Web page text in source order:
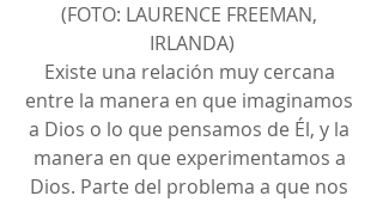
(FOTO: LAURENCE FREEMAN,
IRLANDA)
Existe una relación muy cercana
entre la manera en que imaginamos
a Dios o lo que pensamos de Él, y la
manera en que experimentamos a
Dios. Parte del problema a que nos